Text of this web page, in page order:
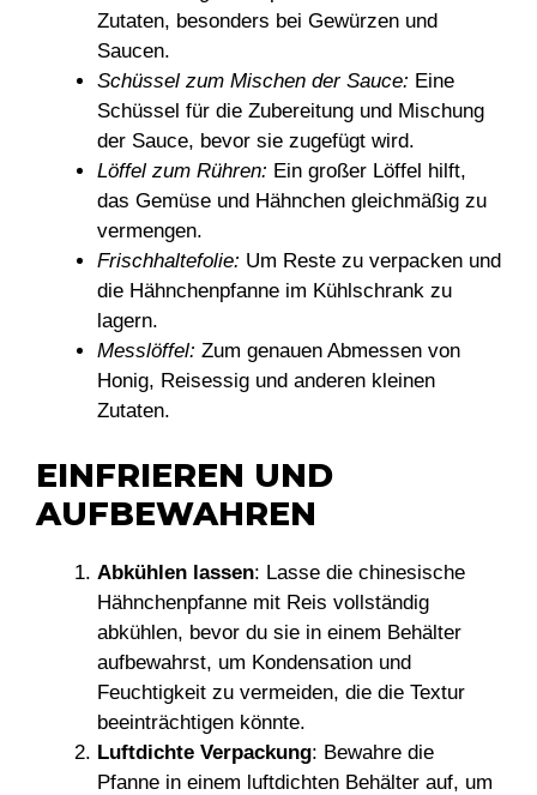
Zutaten, besonders bei Gewürzen und
Saucen.
Schüssel zum Mischen der Sauce: Eine
Schüssel für die Zubereitung und Mischung
der Sauce, bevor sie zugefügt wird.
Löffel zum Rühren: Ein großer Löffel hilft,
das Gemüse und Hähnchen gleichmäßig zu
vermengen.
Frischhaltefolie: Um Reste zu verpacken und
die Hähnchenpfanne im Kühlschrank zu
lagern.
Messlöffel: Zum genauen Abmessen von
Honig, Reisessig und anderen kleinen
Zutaten.
EINFRIEREN UND
AUFBEWAHREN
Abkühlen lassen: Lasse die chinesische
Hähnchenpfanne mit Reis vollständig
abkühlen, bevor du sie in einem Behälter
aufbewahrst, um Kondensation und
Feuchtigkeit zu vermeiden, die die Textur
beeinträchtigen könnte.
Luftdichte Verpackung: Bewahre die
Pfanne in einem luftdichten Behälter auf, um